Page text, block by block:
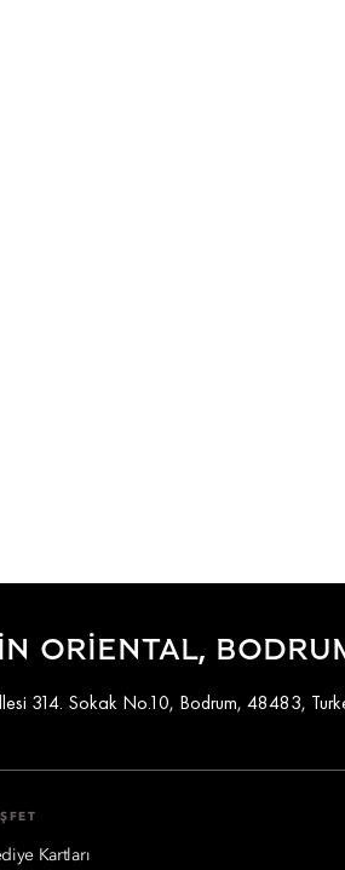
ORIENTAL,
314. Sokak No.10, Bodrum, 48483,
Kartları